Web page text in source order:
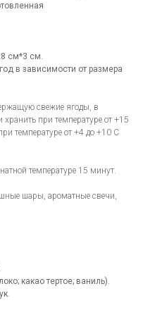
см*3 см.
в зависимости от размера
свежие ягоды, в
при температуре от +15
температуре от +4 до +10 С
температуре 15 минут.
шары, ароматные свечи,
какао тертое; ваниль).